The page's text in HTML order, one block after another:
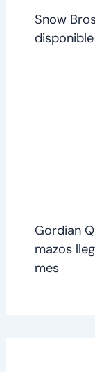
Snow
Gordian
mazos
mes